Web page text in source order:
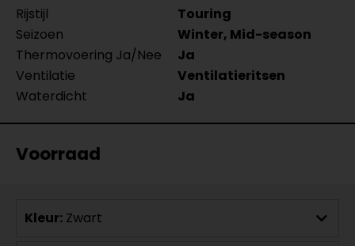
Rijstijl
Touring
Seizoen
Winter, Mid-season
Thermovoering Ja/Nee
Ja
Ventilatie
Ventilatieritsen
Waterdicht
Ja
Voorraad
Kleur: Zwart